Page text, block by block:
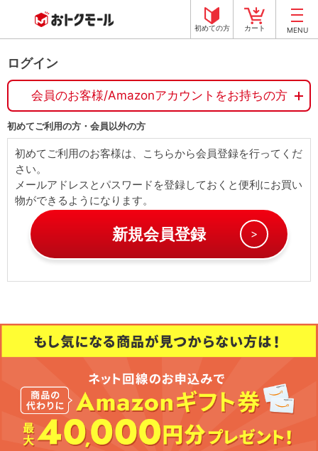
MENU
初めての方 カート
ログイン
会員のお客様/Amazonアカウントをお持ちの方
初めてご利用の方・会員以外の方
初めてご利用のお客様は、こちらから会員登録を行ってくだ
さい。
メールアドレスとパスワードを登録しておくと便利にお買い
物ができるようになります。